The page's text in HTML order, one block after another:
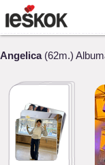
Angelica(62m.)